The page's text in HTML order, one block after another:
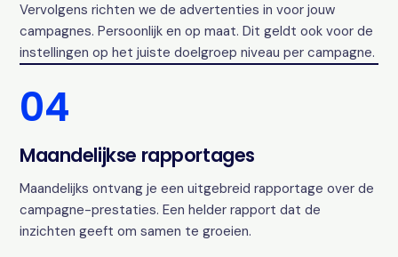
Vervolgens richten we de advertenties in voor jouw
campagnes. Persoonlijk en op maat. Dit geldt ook voor de
instellingen op het juiste doelgroep niveau per campagne.
04
Maandelijkse rapportages
Maandelijks ontvang je een uitgebreid rapportage over de
campagne-prestaties. Een helder rapport dat de
inzichten geeft om samen te groeien.